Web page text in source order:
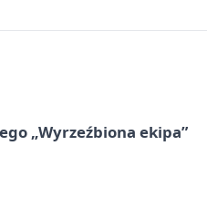
„Wyrzeźbiona ekipa”